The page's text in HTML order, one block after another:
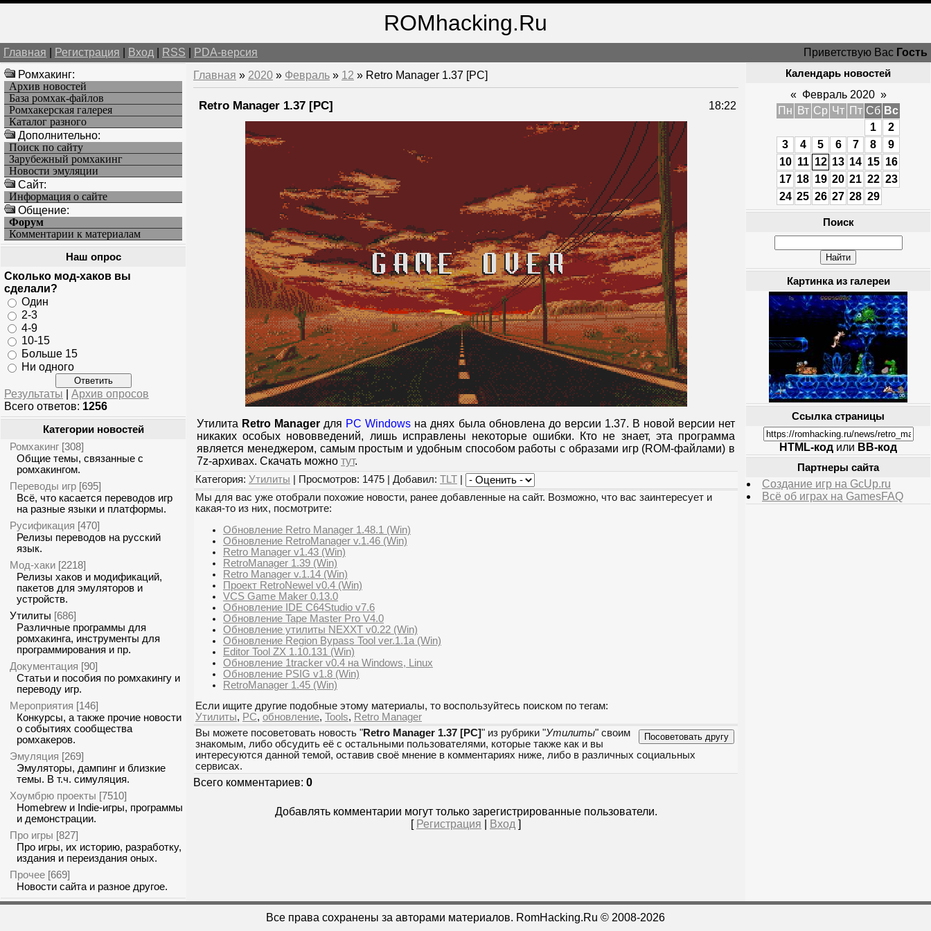
ROMhacking.Ru
Главная Регистрация Вход RSS PDA-версия Приветствую Вас Гость
Ромхакинг:
Архив новостей
База ромхак-файлов
Ромхакерская галерея
Каталог разного
Дополнительно:
Поиск по сайту
Зарубежный ромхакинг
Новости эмуляции
Cайт:
Информация о сайте
Общение:
Форум
Комментарии к материалам
Наш опрос
Сколько мод-хаков вы
сделали?
Один
2-3
4-9
10-15
Больше 15
Ни одного
Результаты
Архив опросов
Всего ответов: 1256
Категории новостей
Ромхакинг [308]
Общие темы, связанные с
ромхакингом.
Переводы игр [695]
Всё, что касается переводов игр
на разные языки и платформы.
Русификация [470]
Релизы переводов на русский
язык.
Мод-хаки [2218]
Релизы хаков и модификаций,
пакетов для эмуляторов и
устройств.
Утилиты [686]
Различные программы для
ромхакинга, инструменты для
программирования и пр.
Документация [90]
Статьи и пособия по ромхакингу и
переводу игр.
Мероприятия [146]
Конкурсы, а также прочие новости
о событиях сообщества
ромхакеров.
Эмуляция [269]
Эмуляторы, дампинг и близкие
темы. В т.ч. симуляция.
Хоумбрю проекты [7510]
Homebrew и Indie-игры, программы
и демонстрации.
Про игры [827]
Про игры, их историю, разработку,
издания и переиздания оных.
Прочее [669]
Новости сайта и разное другое.
Главная » 2020 » Февраль » 12 » Retro Manager 1.37 [PC]
Retro Manager 1.37 [PC] 18:22
Утилита Retro Manager для PC Windows на днях была обновлена до версии 1.37. В новой версии нет
никаких особых нововведений, лишь исправлены некоторые ошибки. Кто не знает, эта программа
является менеджером, самым простым и удобным способом работы с образами игр (ROM-файлами) в
7z-архивах. Скачать можно тут.
Категория: Утилиты | Просмотров: 1475 | Добавил: TLT
Мы для вас уже отобрали похожие новости, ранее добавленные на сайт. Возможно, что вас заинтересует и
какая-то из них, посмотрите:
Обновление Retro Manager 1.48.1 (Win)
Обновление RetroManager v.1.46 (Win)
Retro Manager v1.43 (Win)
RetroManager 1.39 (Win)
Retro Manager v.1.14 (Win)
Проект RetroNewel v0.4 (Win)
VCS Game Maker 0.13.0
Обновление IDE C64Studio v7.6
Обновление Tape Master Pro V4.0
Обновление утилиты NEXXT v0.22 (Win)
Обновление Region Bypass Tool ver.1.1a (Win)
Editor Tool ZX 1.10.131 (Win)
Обновление 1tracker v0.4 на Windows, Linux
Обновление PSIG v1.8 (Win)
RetroManager 1.45 (Win)
Если ищите другие подобные этому материалы, то воспользуйтесь поиском по тегам:
Утилиты, PC, обновление, Tools, Retro Manager
Вы можете посоветовать новость "Retro Manager 1.37 [PC]" из рубрики "Утилиты" своим
знакомым, либо обсудить её с остальными пользователями, которые также как и вы
интересуются данной темой, оставив своё мнение в комментариях ниже, либо в различных социальных
сервисах.
Всего комментариев: 0
Добавлять комментарии могут только зарегистрированные пользователи.
[ Регистрация Вход ]
Календарь новостей
« Февраль 2020 »
Пн
Вт Ср Чт Пт Сб Вс
1
2
3
4 5 6 7 8
9
10 11 12 13 14 15 16
17 18 19 20 21 22 23
24 25 26 27 28 29
Поиск
Картинка из галереи
Ссылка страницы
HTML-код или BB-код
Партнеры сайта
Создание игр на GcUp.ru
Всё об играх на GamesFAQ
Все права сохранены за авторами материалов. RomHacking.Ru © 2008-2026